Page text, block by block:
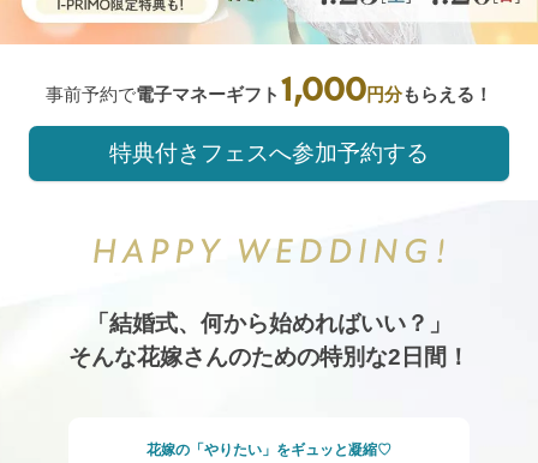
事前予約で電子マネーギフト 1,000円分もらえる！
特典付きフェスへ参加予約する
「結婚式、何から始めればいい？」
そんな花嫁さんのための特別な2日間！
花嫁の「やりたい」をギュッと凝縮♡